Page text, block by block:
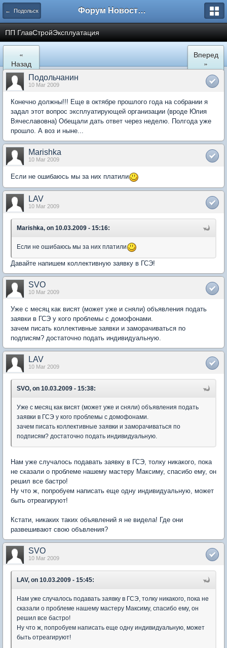
← Подольск Форум Новостройки
ПП ГлавСтройЭксплуатация
«
Назад
Вперед
»
Подольчанин
10 Mar 2009
Конечно должны!!! Еще в октябре прошлого года на собрании я
задал этот вопрос эксплуатирующей организации (вроде Юлия
Вячеславовна) Обещали дать ответ через неделю. Полгода уже
прошло. А воз и ныне...
Marishka
10 Mar 2009
Если не ошибаюсь мы за них платили
LAV
10 Mar 2009
Marishka, on 10.03.2009 - 15:16:
Если не ошибаюсь мы за них платили
Давайте напишем коллективную заявку в ГСЭ!
SVO
10 Mar 2009
Уже с месяц как висят (может уже и сняли) объявления подать
заявки в ГСЭ у кого проблемы с домофонами.
зачем писать коллективные заявки и заморачиваться по
подписям? достаточно подать индивидуальную.
LAV
10 Mar 2009
SVO, on 10.03.2009 - 15:38:
Уже с месяц как висят (может уже и сняли) объявления подать
заявки в ГСЭ у кого проблемы с домофонами.
зачем писать коллективные заявки и заморачиваться по
подписям? достаточно подать индивидуальную.
Нам уже случалось подавать заявку в ГСЭ, толку никакого, пока
не сказали о проблеме нашему мастеру Максиму, спасибо ему, он
решил все бастро!
Ну что ж, попробуем написать еще одну индивидуальную, может
быть отреагируют!
Кстати, никаких таких объявлений я не видела! Где они
развешивают свою объвления?
SVO
10 Mar 2009
LAV, on 10.03.2009 - 15:45:
Нам уже случалось подавать заявку в ГСЭ, толку никакого, пока не
сказали о проблеме нашему мастеру Максиму, спасибо ему, он
решил все бастро!
Ну что ж, попробуем написать еще одну индивидуальную, может
быть отреагируют!